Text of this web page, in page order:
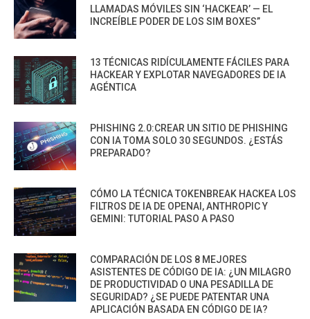
LLAMADAS MÓVILES SIN ‘HACKEAR’ — EL
INCREÍBLE PODER DE LOS SIM BOXES”
13 TÉCNICAS RIDÍCULAMENTE FÁCILES PARA
HACKEAR Y EXPLOTAR NAVEGADORES DE IA
AGÉNTICA
PHISHING 2.0:CREAR UN SITIO DE PHISHING
CON IA TOMA SOLO 30 SEGUNDOS. ¿ESTÁS
PREPARADO?
CÓMO LA TÉCNICA TOKENBREAK HACKEA LOS
FILTROS DE IA DE OPENAI, ANTHROPIC Y
GEMINI: TUTORIAL PASO A PASO
COMPARACIÓN DE LOS 8 MEJORES
ASISTENTES DE CÓDIGO DE IA: ¿UN MILAGRO
DE PRODUCTIVIDAD O UNA PESADILLA DE
SEGURIDAD? ¿SE PUEDE PATENTAR UNA
APLICACIÓN BASADA EN CÓDIGO DE IA?